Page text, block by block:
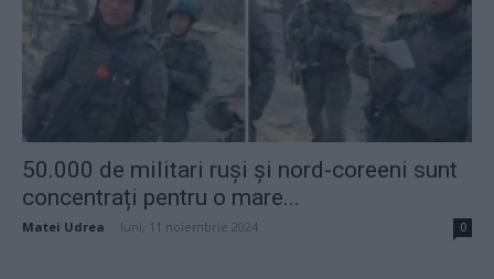
50.000 de militari ruși și nord-coreeni sunt
concentrați pentru o mare...
Matei Udrea luni, 11 noiembrie 2024 0